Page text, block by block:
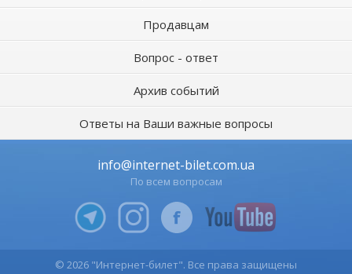
Продавцам
Вопрос - ответ
Архив событий
Ответы на Ваши важные вопросы
info@internet-bilet.com.ua
По всем вопросам
© 2026 "Интернет-билет". Все права защищены